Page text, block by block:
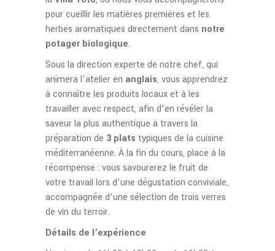
pour cueillir les matières premières et les
herbes aromatiques directement dans notre
potager biologique.
Sous la direction experte de notre chef, qui
animera l’atelier en anglais, vous apprendrez
à connaître les produits locaux et à les
travailler avec respect, afin d’en révéler la
saveur la plus authentique à travers la
préparation de 3 plats typiques de la cuisine
méditerranéenne. À la fin du cours, place à la
récompense : vous savourerez le fruit de
votre travail lors d’une dégustation conviviale,
accompagnée d’une sélection de trois verres
de vin du terroir.
Détails de l’expérience